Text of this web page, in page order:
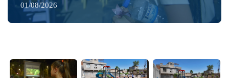
01/08/2026